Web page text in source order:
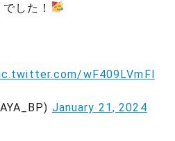
した！
wF409LVmFl
January 21, 2024